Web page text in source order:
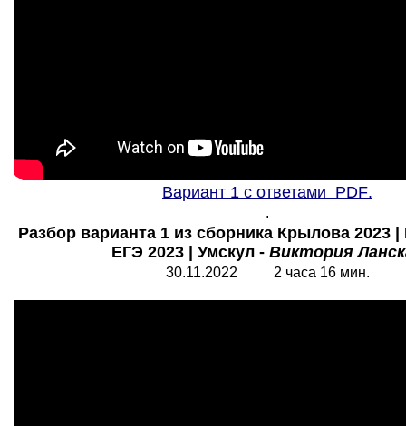
Вариант 1 с ответами PDF.
.
Разбор варианта 1 из сборника Крылова 2023
ЕГЭ 2023 | Умскул - Виктория
30.11.2022 2 часа 16мин.